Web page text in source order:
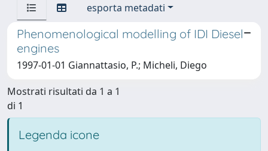
esporta metadati
Phenomenological modelling of IDI Diesel
engines
1997-01-01 Giannattasio, P.; Micheli, Diego
Mostrati risultati da 1 a 1
di 1
Legenda icone